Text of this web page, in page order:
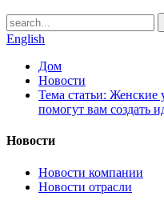
English
Дом
Новости
Тема статьи:
помогут вам создать
Новости
Новости компании
Новости отрасли